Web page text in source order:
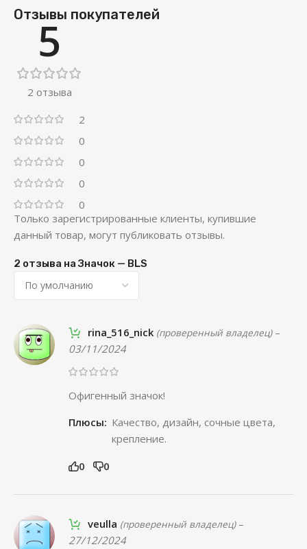
Отзывы покупателей
5
2 отзыва
2
0
0
0
0
2 отзыва наЗначок — BLS
rina_516_nick (проверенный владелец) –
03/11/2024
Офигенный значок!
Плюсы: Качество, дизайн, сочные цвета,
крепление.
0 0
veulla (проверенный владелец) –
27/12/2024
Только зарегистрированные клиенты, купившие
данный товар, могут публиковать отзывы.